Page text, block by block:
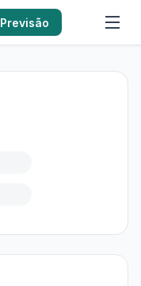
Previsão